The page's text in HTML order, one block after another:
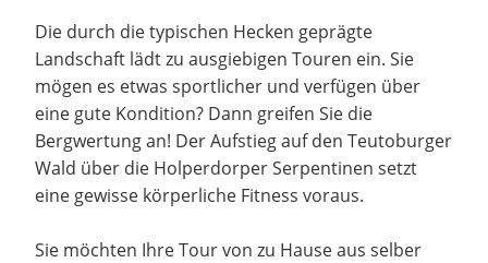
Die durch die typischen Hecken geprägte
Landschaft lädt zu ausgiebigen Touren ein. Sie
mögen es etwas sportlicher und verfügen über
eine gute Kondition? Dann greifen Sie die
Bergwertung an! Der Aufstieg auf den Teutoburger
Wald über die Holperdorper Serpentinen setzt
eine gewisse körperliche Fitness voraus.
Sie möchten Ihre Tour von zu Hause aus selber